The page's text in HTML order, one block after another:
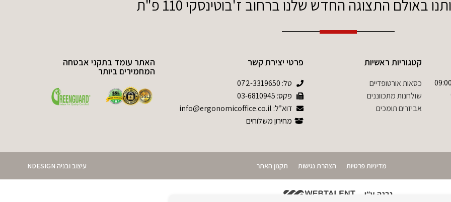
באולם התצוגה החדש שלנו ברחוב ז'בוטינסקי 110 פ"ת
17:00 שישי 09:00-
קטגוריות ראשיות
כסאות אורטופדיים
שולחנות מתכווננים
אביזרים תומכים
פרטי יצירת קשר
טל: 072-3319650
פקס: 03-6810945
דוא”ל: info@ergonomicoffice.co.il
מחירון משלוחים
האתר עומד בתקני אבטחה
המחמירים ביותר
מדיניות פרטיות הצהרת נגישות תקנון האתר עיצוב ובניה NDESIGN